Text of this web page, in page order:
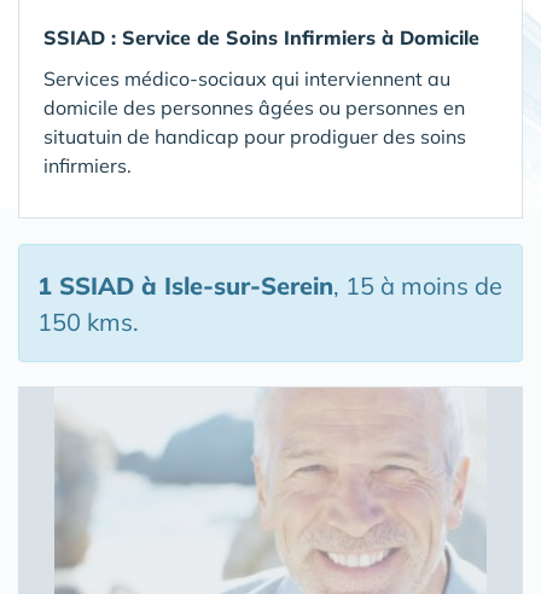
SSIAD : Service de Soins Infirmiers à Domicile
Services médico-sociaux qui interviennent au
domicile des personnes âgées ou personnes en
situatuin de handicap pour prodiguer des soins
infirmiers.
1 SSIAD à Isle-sur-Serein, 15 à moins de
150 kms.